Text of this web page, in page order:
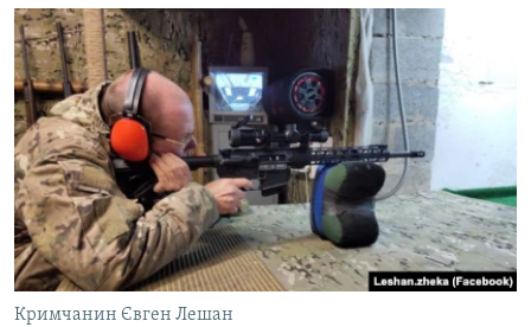
Кримчанин Євген Лешан